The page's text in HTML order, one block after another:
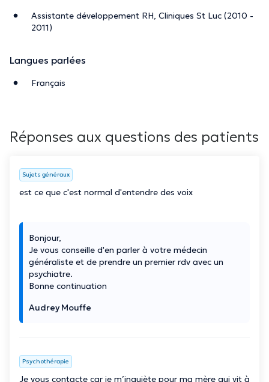
Assistante développement RH, Cliniques St Luc (2010 -
2011)
Langues parlées
Français
Réponses aux questions des patients
Sujets généraux
est ce que c'est normal d'entendre des voix
Bonjour,
Je vous conseille d'en parler à votre médecin
généraliste et de prendre un premier rdv avec un
psychiatre.
Bonne continuation
Audrey Mouffe
Psychothérapie
Je vous contacte car je m’inquiète pour ma mère qui vit à